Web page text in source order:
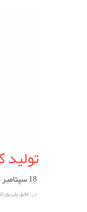
تولید
18 سپتامبر 2024
در:عایق پلی